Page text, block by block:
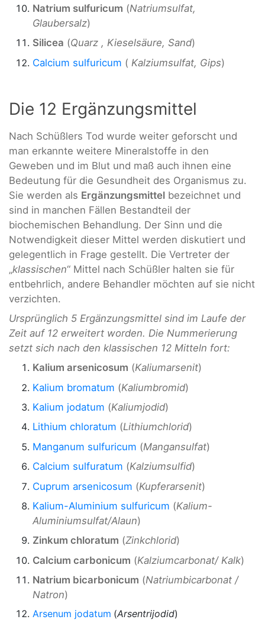
Natrium sulfuricum (Natriumsulfat,
Glaubersalz)
Silicea (Quarz , Kieselsäure, Sand)
Calcium sulfuricum ( Kalziumsulfat, Gips)
Die 12 Ergänzungsmittel
Nach Schüßlers Tod wurde weiter geforscht und
man erkannte weitere Mineralstoffe in den
Geweben und im Blut und maß auch ihnen eine
Bedeutung für die Gesundheit des Organismus zu.
Sie werden als Ergänzungsmittel bezeichnet und
sind in manchen Fällen Bestandteil der
biochemischen Behandlung. Der Sinn und die
Notwendigkeit dieser Mittel werden diskutiert und
gelegentlich in Frage gestellt. Die Vertreter der
„klassischen“ Mittel nach Schüßler halten sie für
entbehrlich, andere Behandler möchten auf sie nicht
verzichten.
Ursprünglich 5 Ergänzungsmittel sind im Laufe der
Zeit auf 12 erweitert worden. Die Nummerierung
setzt sich nach den klassischen 12 Mitteln fort:
Kalium arsenicosum (Kaliumarsenit)
Kalium bromatum (Kaliumbromid)
Kalium jodatum (Kaliumjodid)
Lithium chloratum (Lithiumchlorid)
Manganum sulfuricum (Mangansulfat)
Calcium sulfuratum (Kalziumsulfid)
Cuprum arsenicosum (Kupferarsenit)
Kalium-Aluminium sulfuricum (Kalium-
Aluminiumsulfat/Alaun)
Zinkum chloratum (Zinkchlorid)
Calcium carbonicum (Kalziumcarbonat/ Kalk)
Natrium bicarbonicum (Natriumbicarbonat /
Natron)
Arsenum jodatum (Arsentrijodid)